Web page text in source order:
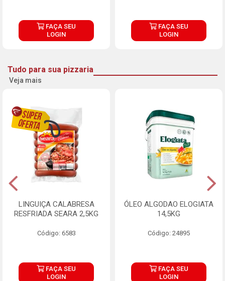
FAÇA SEU
LOGIN
FAÇA SEU
LOGIN
Tudo para sua pizzaria
Veja mais
LINGUIÇA CALABRESA
RESFRIADA SEARA 2,5KG
Código: 6583
FAÇA SEU
LOGIN
ÓLEO ALGODAO ELOGIATA
14,5KG
Código: 24895
FAÇA SEU
LOGIN